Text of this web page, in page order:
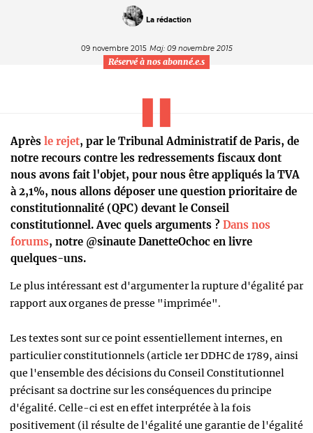
La rédaction
09 novembre 2015 Maj: 09 novembre 2015
Réservé à nos abonné.e.s
Après le rejet, par le Tribunal Administratif de Paris, de
notre recours contre les redressements fiscaux dont
nous avons fait l'objet, pour nous être appliqués la TVA
à 2,1%, nous allons déposer une question prioritaire de
constitutionnalité (QPC) devant le Conseil
constitutionnel. Avec quels arguments ? Dans nos
forums, notre @sinaute DanetteOchoc en livre
quelques-uns.
Le plus intéressant est d'argumenter la rupture d'égalité par
rapport aux organes de presse "imprimée".
Les textes sont sur ce point essentiellement internes, en
particulier constitutionnels (article 1er DDHC de 1789, ainsi
que l'ensemble des décisions du Conseil Constitutionnel
précisant sa doctrine sur les conséquences du principe
d'égalité. Celle-ci est en effet interprétée à la fois
positivement (il résulte de l'égalité une garantie de l'égalité